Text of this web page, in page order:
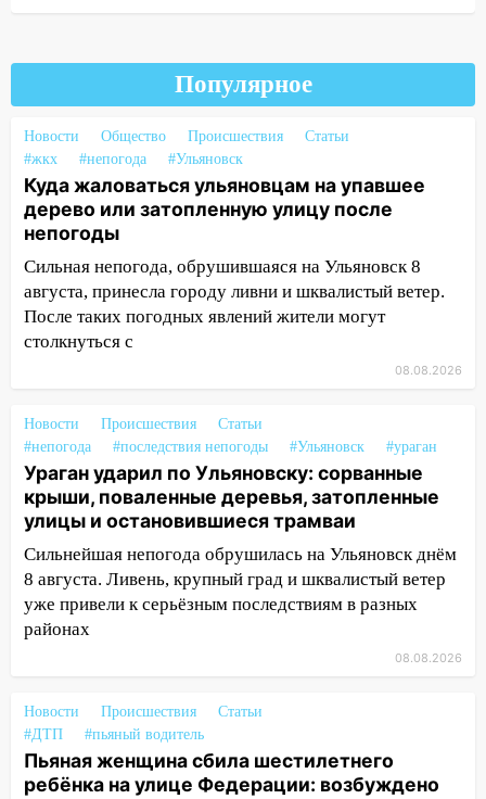
12:12 Прокуратура взяла на контроль
ДТП с шестилетним ребёнком на улице
Федерации
12:01 Пьяная женщина сбила
шестилетнего ребёнка на улице
Федерации: возбуждено уголовное дело
11:16 В Ульяновске ищут 37-летнего
мужчину, пропавшего ещё 19 июля
10:30 От мотофристайла до прогулки с
10:11
Директора ульяновской
«Нефтяной топливной компании» будут
судить за неуплату 48,4 млн рублей
налогов
09:28 Дети на дорогах: пострадали
велосипедисты, мотоциклисты и
пешеходы. Обзор крупных аварий в
Ульяновской области
Поджог со свечой, 16 сгоревших
07:50
Какая погоды будет днем 8
августа
Популярное
Новости Общество Происшествия
Статьи
#жкх
#непогода #Ульяновск
Куда жаловаться ульяновцам на упавшее
дерево или затопленную улицу после
непогоды
Сильная непогода, обрушившаяся на Ульяновск 8
августа, принесла городу ливни и шквалистый ветер.
После таких погодных явлений жители могут
столкнуться с
08.08.2026
Новости Происшествия
Статьи
#непогода
#последствия непогоды #Ульяновск #ураган
Ураган ударил по Ульяновску: сорванные
крыши, поваленные деревья, затопленные
улицы и остановившиеся трамваи
Сильнейшая непогода обрушилась на Ульяновск днём
8 августа. Ливень, крупный град и шквалистый ветер
уже привели к серьёзным последствиям в разных
районах
08.08.2026
Новости Происшествия
Статьи
#ДТП
#пьяный водитель
Пьяная женщина сбила шестилетнего
ребёнка на улице Федерации: возбуждено